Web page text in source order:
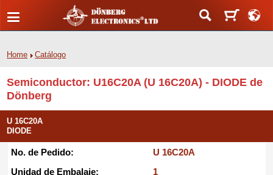
Home Catálogo
Semiconductor: U16C20A (U 16C20A) - DIODE de
Dönberg
U 16C20A
DIODE
No. de Pedido:
U 16C20A
Unidad de Embalaje:
1